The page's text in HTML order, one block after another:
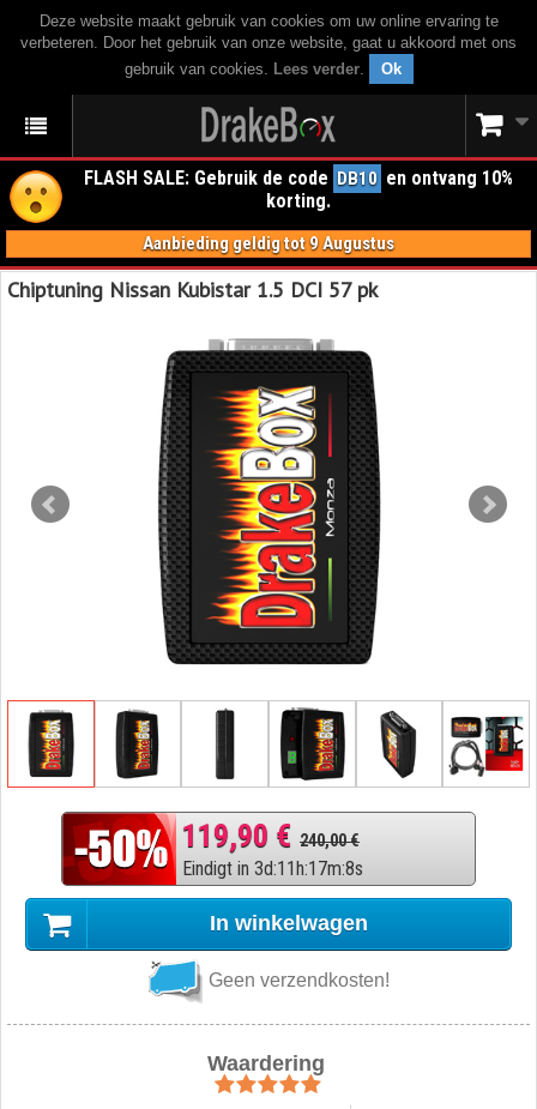
Deze website maakt gebruik van cookies om uw online ervaring te
verbeteren. Door het gebruik van onze website, gaat u akkoord met ons
gebruik van cookies. Lees verder. Ok
FLASH SALE: Gebruik de code DB10 en ontvang 10%
korting.
Aanbieding geldig tot 9 Augustus
Chiptuning Nissan Kubistar 1.5 DCI 57 pk
119,90 € 240,00 €
Eindigt in 3d:11h:17m:7s
In winkelwagen
Geen verzendkosten!
Waardering